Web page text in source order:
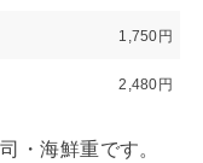
1,750円
2,480円
・海鮮重です。